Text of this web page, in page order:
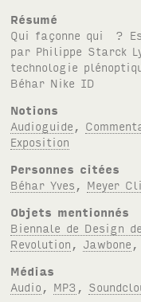
Résumé
Qui façonne qui ?
par Philippe Starck
technologie
Béhar Nike ID
Notions
Audioguide
Exposition
Personnes citées
Béhar Yves
Meyer
Objets mentionnés
Biennale de Design
Revolution
Jawbone
Médias
Audio
MP3